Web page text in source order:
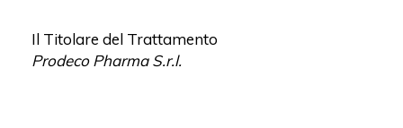
Il Titolare del Trattamento
Prodeco Pharma S.r.l.